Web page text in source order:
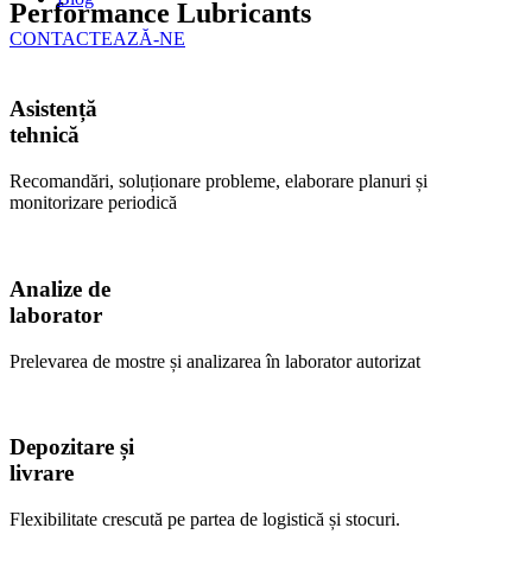
CONTACTEAZĂ-NE
Performance Lubricants
Asistență
tehnică
Recomandări, soluționare probleme, elaborare planuri și
monitorizare periodică
Analize de
laborator
Prelevarea de mostre și analizarea în laborator autorizat
Depozitare și
livrare
Flexibilitate crescută pe partea de logistică și stocuri.